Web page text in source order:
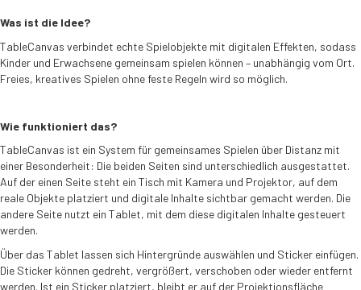
Was ist die Idee?
TableCanvas verbindet echte Spielobjekte mit digitalen Effekten, sodass
Kinder und Erwachsene gemeinsam spielen können – unabhängig vom Ort.
Freies, kreatives Spielen ohne feste Regeln wird so möglich.
Wie funktioniert das?
TableCanvas ist ein System für gemeinsames Spielen über Distanz mit
einer Besonderheit: Die beiden Seiten sind unterschiedlich ausgestattet.
Auf der einen Seite steht ein Tisch mit Kamera und Projektor, auf dem
reale Objekte platziert und digitale Inhalte sichtbar gemacht werden. Die
andere Seite nutzt ein Tablet, mit dem diese digitalen Inhalte gesteuert
werden.
Über das Tablet lassen sich Hintergründe auswählen und Sticker einfügen.
Die Sticker können gedreht, vergrößert, verschoben oder wieder entfernt
werden. Ist ein Sticker platziert, bleibt er auf der Projektionsfläche